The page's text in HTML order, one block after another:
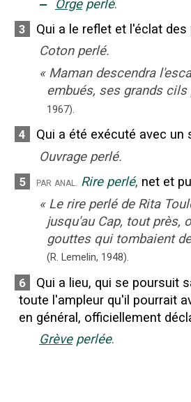
‒ Orge perlé.
3
Qui a le reflet et l'éclat des
Coton perlé.
« Maman descendra
embués, ses grands cils
1967).
4
Qui a été exécuté avec un
Ouvrage perlé.
5 par anal. Rire perlé, net et
« Le rire perlé de Rita
jusqu'au Cap, tout près,
gouttes qui tombaient
(R. Lemelin, 1948).
6
Qui a lieu, qui se poursuit
toute l'ampleur qu'il pourrait
en général, officiellement
Grève perlée.